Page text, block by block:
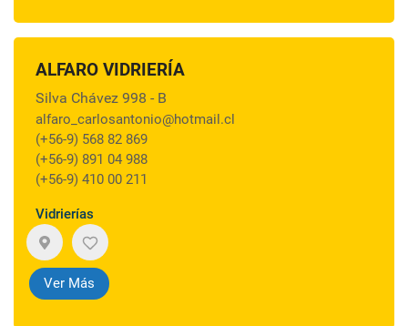
ALFARO VIDRIERÍA
Silva Chávez 998 - B
alfaro_carlosantonio@hotmail.cl
(+56-9) 568 82 869
(+56-9) 891 04 988
(+56-9) 410 00 211
Vidrierías
Ver Más